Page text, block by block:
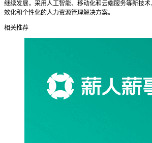
继续发展，采用人工智能、移动化和云端服务等新技
效化和个性化的人力资源管理解决方案。
相关推荐